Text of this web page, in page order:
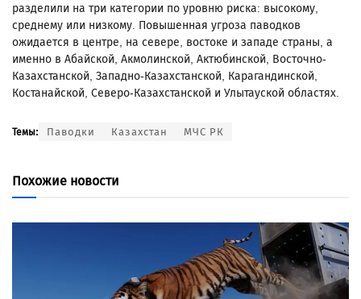
разделили на три категории по уровню риска: высокому,
среднему или низкому. Повышенная угроза паводков
ожидается в центре, на севере, востоке и западе страны, а
именно в Абайской, Акмолинской, Актюбинской, Восточно-
Казахстанской, Западно-Казахстанской, Карагандинской,
Костанайской, Северо-Казахстанской и Улытауской областях.
Темы: Паводки Казахстан МЧС РК
Похожие новости